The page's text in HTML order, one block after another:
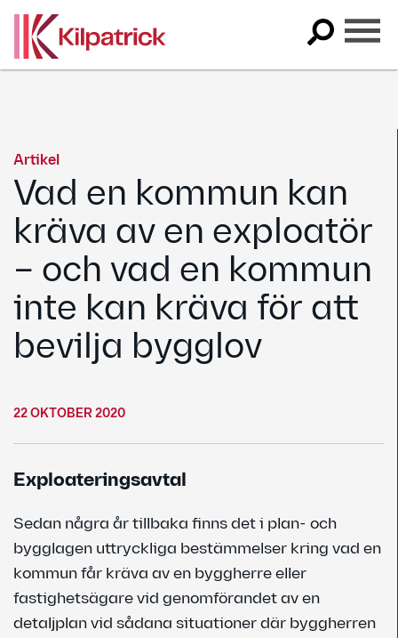
content
Artikel
Vad en kommun kan
kräva av en exploatör
– och vad en kommun
inte kan kräva för att
bevilja bygglov
22 OKTOBER 2020
Exploateringsavtal
Sedan några år tillbaka finns det i plan- och
bygglagen uttryckliga bestämmelser kring vad en
kommun får kräva av en byggherre eller
fastighetsägare vid genomförandet av en
detaljplan vid sådana situationer där byggherren